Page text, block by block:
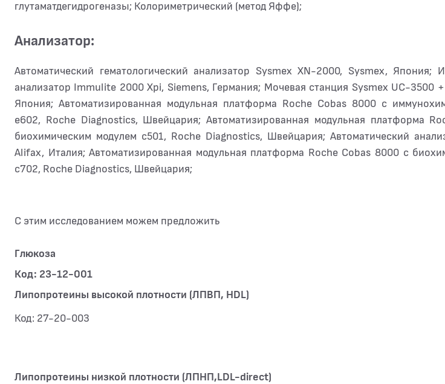
глутаматдегидрогеназы; Колориметрический (метод Яффе);
Анализатор:
Автоматический гематологический анализатор Sysmex XN-2000, Sysmex, Япония;
анализатор Immulite 2000 Xpi, Siemens, Германия; Мочевая станция Sysmex UC-3500
Япония; Автоматизированная модульная платформа Roche Cobas 8000 с
e602, Roche Diagnostics, Швейцария; Автоматизированная модульная платформа
биохимическим модулем c501, Roche Diagnostics, Швейцария; Автоматический
Alifax, Италия; Автоматизированная модульная платформа Roche Cobas 8000 с
c702, Roche Diagnostics, Швейцария;
С этим исследованием можем предложить
Глюкоза
Код: 23-12-001
Липопротеины высокой плотности (ЛПВП, HDL)
Код: 27-20-003
Липопротеины низкой плотности (ЛПНП,LDL-direct)